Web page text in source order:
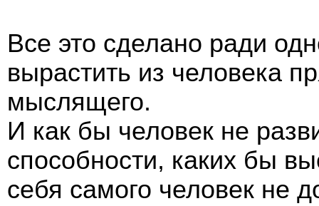
Все это сделано ради
вырастить из человека
мыслящего.
И как бы человек не
способности, каких бы
себя самого человек не